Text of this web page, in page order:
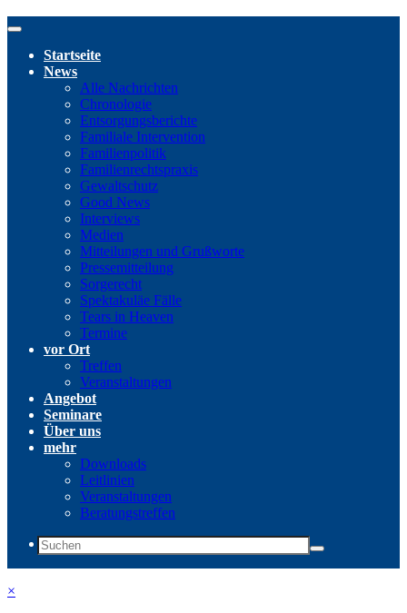
Startseite
News
Alle Nachrichten
Chronologie
Entsorgungsberichte
Familiale Intervention
Familienpolitik
Familienrechtspraxis
Gewaltschutz
Good News
Interviews
Medien
Mitteilungen und Grußworte
Pressemitteilung
Sorgerecht
Spektakuläe Fälle
Tears in Heaven
Termine
vor Ort
Treffen
Veranstaltungen
Angebot
Seminare
Über uns
mehr
Downloads
Leitlinien
Veranstaltungen
Beratungstreffen
×